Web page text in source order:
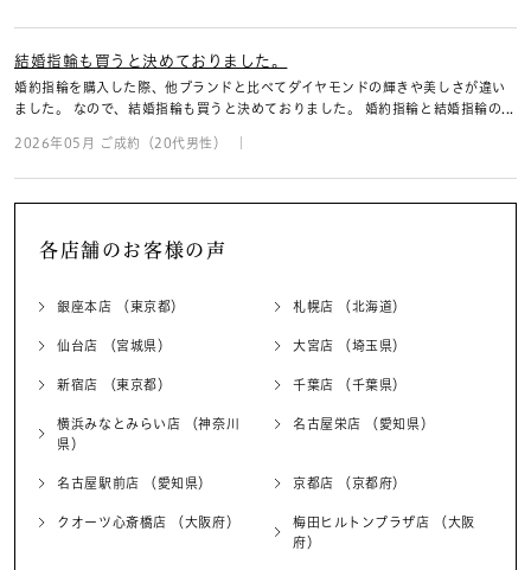
結婚指輪も買うと決めておりました。
婚約指輪を購入した際、他ブランドと比べてダイヤモンドの輝きや美しさが違い
ました。 なので、結婚指輪も買うと決めておりました。 婚約指輪と結婚指輪の...
2026年05月 ご成約（20代男性）
各店舗のお客様の声
銀座本店 （東京都） 札幌店 （北海道）
仙台店 （宮城県） 大宮店 （埼玉県）
新宿店 （東京都） 千葉店 （千葉県）
横浜みなとみらい店 （神奈川
県）
名古屋栄店 （愛知県）
名古屋駅前店 （愛知県） 京都店 （京都府）
クオーツ心斎橋店 （大阪府）
梅田ヒルトンプラザ店 （大阪
府）